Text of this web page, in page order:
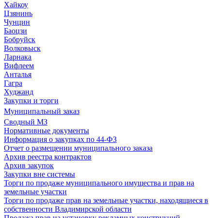
Хайкоу
Цзянинь
Чунцин
Баоцзи
Бобруйск
Волковыск
Ларнака
Вифлеем
Анталья
Гагра
Худжанд
Закупки и торги
Муниципальный заказ
Сводный МЗ
Нормативные документы
Информация о закупках по 44-ФЗ
Отчет о размещении муниципального заказа
Архив реестра контрактов
Архив закупок
Закупки вне системы
Торги по продаже муниципального имущества и прав на
земельные участки
Торги по продаже прав на земельные участки, находящиеся в
собственности Владимирской области